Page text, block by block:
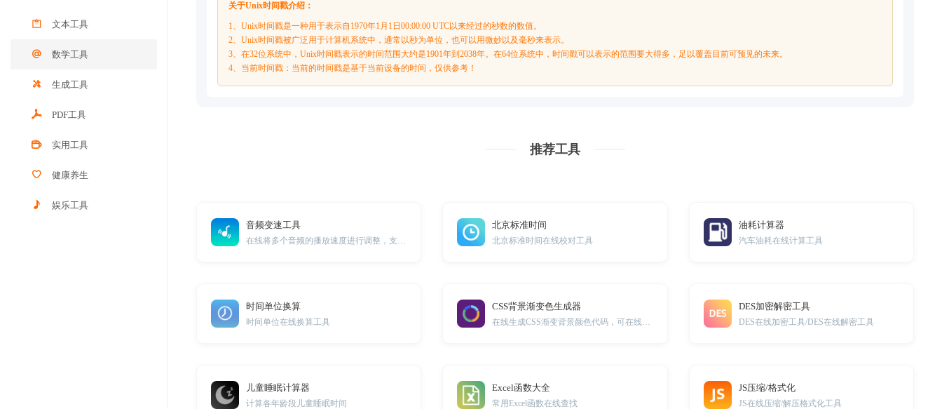
文本工具
数学工具
生成工具
PDF工具
实用工具
健康养生
娱乐工具
关于Unix时间戳介绍：
1、Unix时间戳是一种用于表示自1970年1月1日00:00:00 UTC以来经过的秒数的数值。
2、Unix时间戳被广泛用于计算机系统中，通常以秒为单位，也可以用微妙以及毫秒来表示。
3、在32位系统中，Unix时间戳表示的时间范围大约是1901年到2038年。在64位系统中，时间戳可以表示的范围要大得多，足以覆盖目前可预见的未来。
4、当前时间戳：当前的时间戳是基于当前设备的时间，仅供参考！
推荐工具
音频变速工具 北京标准时间
北京标准时间在线校对工具
油耗计算器
汽车油耗在线计算工具
时间单位换算
时间单位在线换算工具
CSS背景渐变色生成器 DES加密解密工具
DES在线加密工具/DES在线解密工具
儿童睡眠计算器
计算各年龄段儿童睡眠时间
Excel函数大全
常用Excel函数在线查找
JS压缩/格式化
JS在线压缩/解压格式化工具